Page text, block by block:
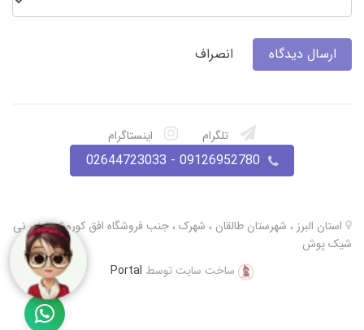
ارسال دیدگاه انصراف
تلگرام اینستاگرام
09126952780 - 02644723033
ساخت سایت توسط Portal
استان البرز ، شهرستان طالقان ، شهرک ، جنب فروشگاه افق کوروش ، نی نی
شیک پوش